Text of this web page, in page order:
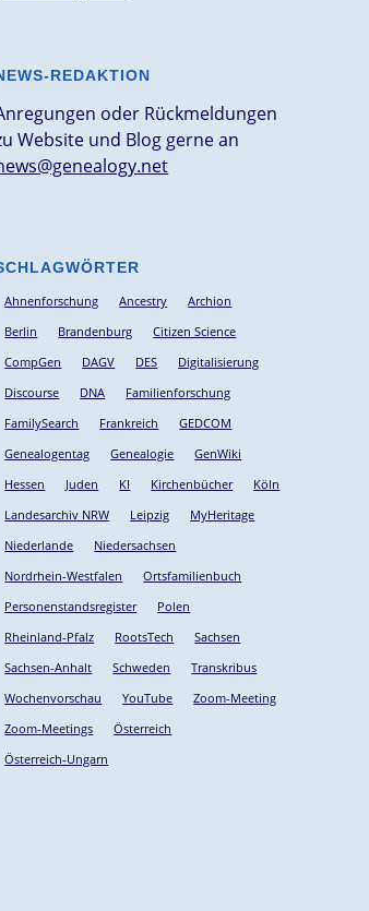
REDAKTION
oder Rückmeldungen
Website und Blog gerne an
Ahnenforschung Ancestry
Archion
Berlin
Brandenburg
Citizen Science
CompGen
DAGV DES
Digitalisierung
Discourse
DNA
Familienforschung
FamilySearch
Frankreich
GEDCOM
Genealogentag
Genealogie
GenWiki
Hessen
Juden KI Kirchenbücher
Köln
Landesarchiv NRW
Leipzig
MyHeritage
Niederlande
Niedersachsen
Nordrhein-Westfalen
Ortsfamilienbuch
Personenstandsregister
Polen
Rheinland-Pfalz
RootsTech
Sachsen
Sachsen-Anhalt
Schweden
Transkribus
Wochenvorschau
YouTube
Zoom-Meeting
Zoom-Meetings
Österreich
Österreich-Ungarn